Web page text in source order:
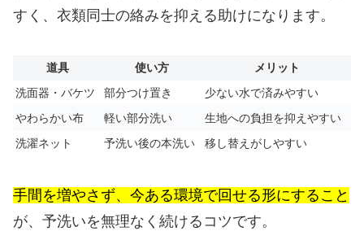
すく、衣類同士の絡みを抑える助けになります。
道具 使い方
メリット
洗面器・バケツ
部分つけ置き
少ない水で済みやすい
やわらかい布
軽い部分洗い
生地への負担を抑えやすい
洗濯ネット
予洗い後の本洗い 移し替えがしやすい
手間を増やさず、今ある環境で回せる形にすること
が、予洗いを無理なく続けるコツです。